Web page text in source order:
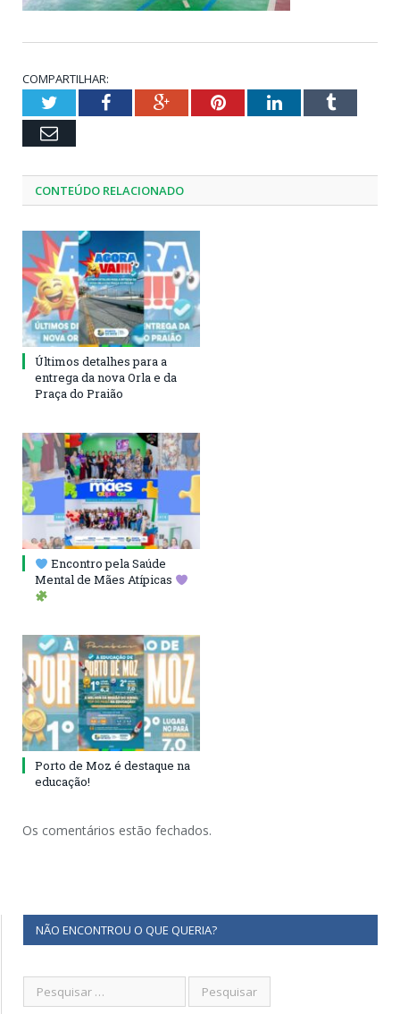
COMPARTILHAR:
TwitterFacebookGoogle+PinterestLinkedInTumblr
Email
CONTEÚDO RELACIONADO
Últimos detalhes para a
entrega da nova Orla e da
Praça do Praião
Encontro pela Saúde
Mental de Mães Atípicas
Porto de Moz é destaque na
educação!
Os comentários estão fechados.
NÃO ENCONTROU O QUE QUERIA?